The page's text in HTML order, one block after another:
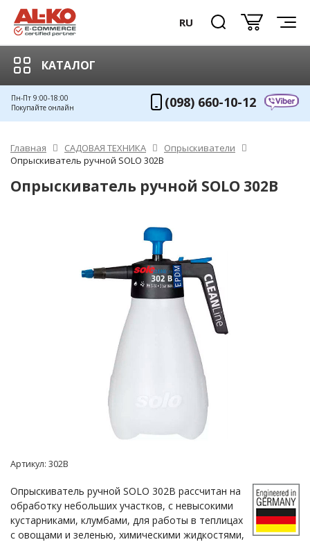
RU
КАТАЛОГ
Пн-Пт 9:00-18:00
Покупайте онлайн
(098) 660-10-12
Главная САДОВАЯ ТЕХНИКА
Опрыскиватели
Опрыскиватель ручной SOLO 302B
Опрыскиватель ручной SOLO 302B
Артикул: 302B
Опрыскиватель ручной SOLO 302B рассчитан на
обработку небольших участков, с невысокими
кустарниками, клумбами, для работы в теплицах
с овощами и зеленью, химическими жидкостями,